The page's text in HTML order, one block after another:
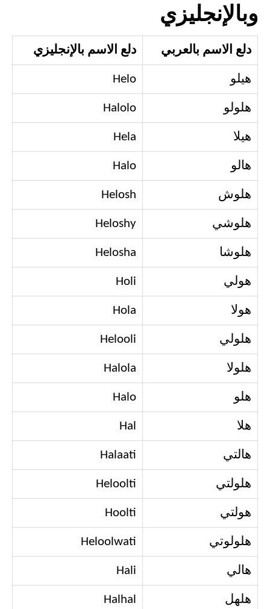
وبالإنجليزي
دلع الاسم بالعربي دلع الاسم بالإنجليزي
هيلو Helo
هلولو Halolo
هيلا Hela
هالو Halo
هلوش Helosh
هلوشي Heloshy
هلوشا Helosha
هولي Holi
هولا Hola
هلولي Helooli
هلولا Halola
هلو Halo
هلا Hal
هالتي Halaati
هلولتي Heloolti
هولتي Hoolti
هلولوتي Heloolwati
هالي Hali
هلهل Halhal